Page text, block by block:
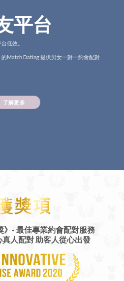
平台
低效。
Match Dating 提供男女一對一約會配對
了解更多
》- 最佳專業約會配對服務
人配對 助客人從心出發